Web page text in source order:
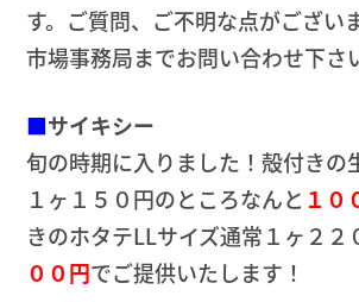
す。ご質問、ご不明な点がござい
市場事務局までお問い合わせ下さ
■サイキシー
旬の時期に入りました！殻付きの
１ヶ１５０円のところなんと １０
きのホタテLLサイズ通常１ヶ２２
００円でご提供いたします！